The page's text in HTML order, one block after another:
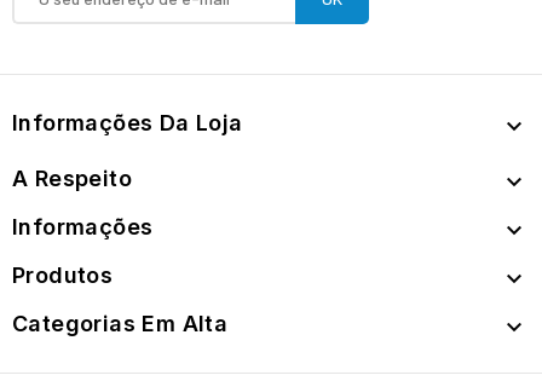
Informações Da Loja 
A Respeito 
Informações 
Produtos 
Categorias Em Alta 